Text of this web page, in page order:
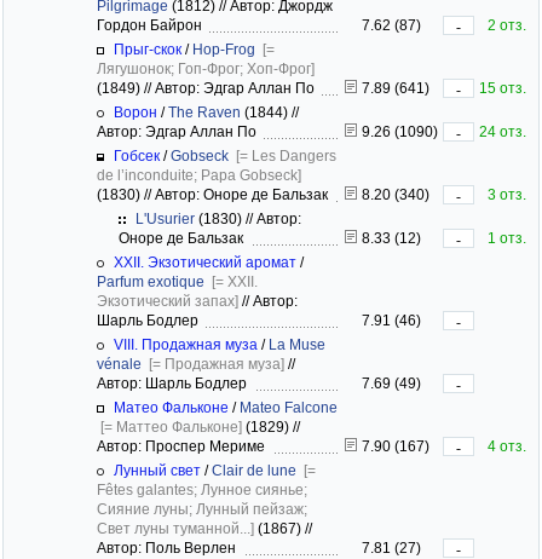
Pilgrimage (1812) //Автор: Джордж
Гордон Байрон
7.62 (87) -
2 отз.
Прыг-скок / Hop-Frog [=
Лягушонок; Гоп-Фрог; Хоп-Фрог]
(1849) //Автор: Эдгар Аллан По 7.89 (641) -
15 отз.
Ворон /The Raven (1844) //
Автор: Эдгар Аллан По
9.26 (1090) -
24 отз.
Гобсек /Gobseck [= Les Dangers
de l’inconduite; Papa Gobseck]
(1830) //Автор: Оноре де Бальзак 8.20 (340) -
3 отз.
L'Usurier (1830) //Автор:
Оноре де Бальзак
8.33 (12) -
1 отз.
XXII. Экзотический аромат /
Parfum exotique [= XXII.
Экзотический запах] //Автор:
Шарль Бодлер
7.91 (46)
-
VIII. Продажная муза / La Muse
vénale [= Продажная муза] //
Автор: Шарль Бодлер
7.69 (49)
-
Матео Фальконе / Mateo Falcone
[= Маттео Фальконе] (1829) //
Автор: Проспер Мериме
7.90 (167) -
4 отз.
Лунный свет /Clair de lune [=
Fêtes galantes; Лунное сиянье;
Сияние луны; Лунный пейзаж;
Свет луны туманной...] (1867) //
Автор: Поль Верлен
7.81 (27)
-